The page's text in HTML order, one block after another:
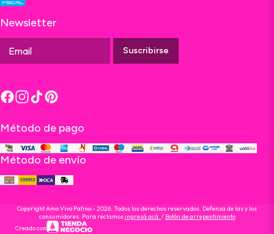
Newsletter
Suscribirse
Método de pago
Método de envío
Copyright Amo Vivo Patino - 2026. Todos los derechos reservados. Defensa de las y los
consumidores. Para reclamosingresá acá. / Botón de arrepentimiento
Creado con